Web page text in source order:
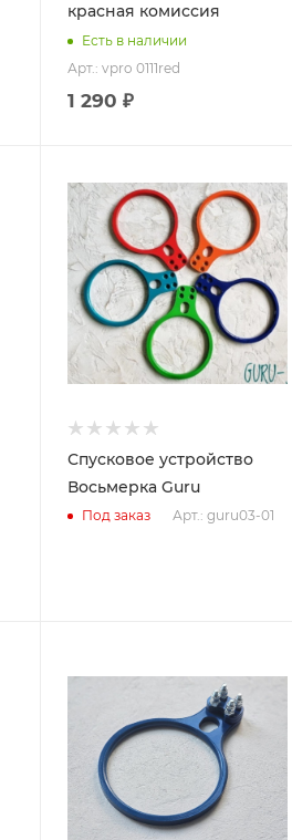
красная комиссия
Есть в наличии
Арт.: vpro 0111red
1 290 ₽
Спусковое устройство
Восьмерка Guru
Под заказ Арт.: guru03-01